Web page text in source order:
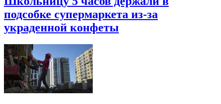
подсобке супермаркета из-за
украденной конфеты